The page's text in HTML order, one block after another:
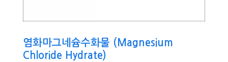
염화마그네슘수화물 (Magnesium
Chloride Hydrate)